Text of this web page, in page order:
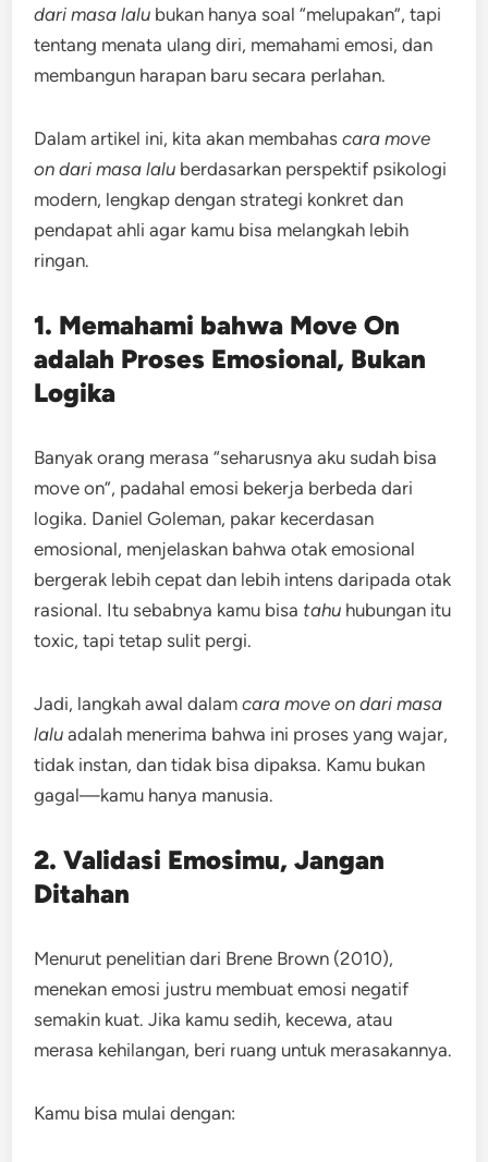
dari masa lalu bukan hanya soal “melupakan”, tapi
tentang menata ulang diri, memahami emosi, dan
membangun harapan baru secara perlahan.
Dalam artikel ini, kita akan membahascara move
on dari masa lalu berdasarkan perspektif psikologi
modern, lengkap dengan strategi konkret dan
pendapat ahli agar kamu bisa melangkah lebih
ringan.
1. Memahami bahwa Move On
adalah Proses Emosional, Bukan
Logika
Banyak orang merasa “seharusnya aku sudah bisa
move on”, padahal emosi bekerja berbeda dari
logika. Daniel Goleman, pakar kecerdasan
emosional, menjelaskan bahwa otak emosional
bergerak lebih cepat dan lebih intens daripada otak
rasional. Itu sebabnya kamu bisa tahu hubungan itu
toxic, tapi tetap sulit pergi.
Jadi, langkah awal dalamcara move on dari masa
lalu adalah menerima bahwa ini proses yang wajar,
tidak instan, dan tidak bisa dipaksa. Kamu bukan
gagal—kamu hanya manusia.
2. Validasi Emosimu, Jangan
Ditahan
Menurut penelitian dari Brene Brown (2010),
menekan emosi justru membuat emosi negatif
semakin kuat. Jika kamu sedih, kecewa, atau
merasa kehilangan, beri ruang untuk merasakannya.
Kamu bisa mulai dengan: